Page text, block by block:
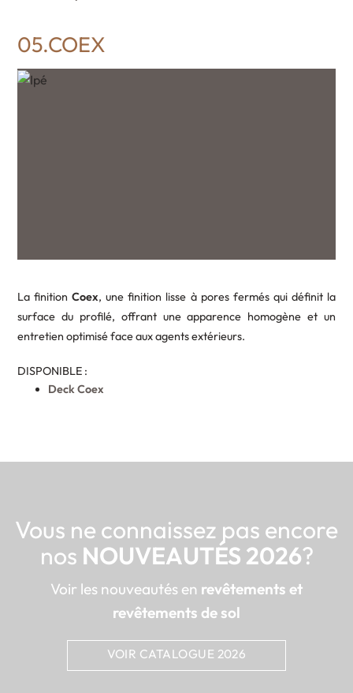
05.COEX
La finitionCoex, une finition lisse à pores fermés qui définit la
surface du profilé, offrant une apparence homogène et un
entretien optimisé face aux agents extérieurs.
DISPONIBLE :
Deck Coex
Vous ne connaissez pas encore
nos NOUVEAUTÉS 2026?
Voir les nouveautés en revêtements et
revêtements de sol
VOIR CATALOGUE 2026